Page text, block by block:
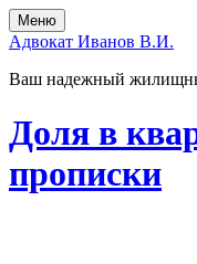
Skip
to
the
content
Skip
to
the
main
Меню
Адвокат Иванов В.И.
Ваш надежный
Доля в
прописки